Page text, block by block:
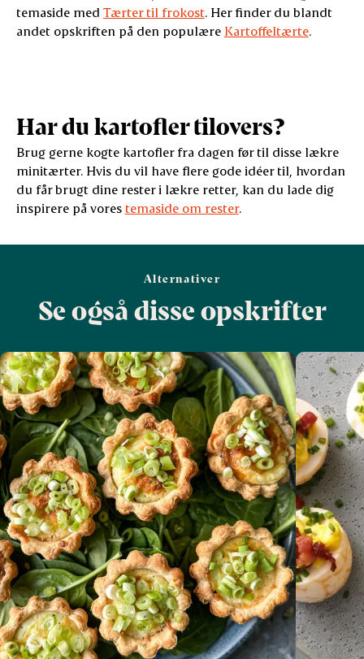
temaside med Tærter til frokost. Her finder du blandt
andet opskriften på den populære Kartoffeltærte.
Har du kartofler tilovers?
Brug gerne kogte kartofler fra dagen før til disse lækre
minitærter. Hvis du vil have flere gode idéer til, hvordan
du får brugt dine rester i lækre retter, kan du lade dig
inspirere på vores temaside om rester.
Alternativer
Se også disse opskrifter